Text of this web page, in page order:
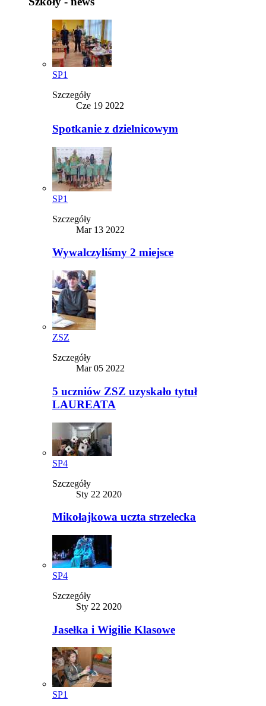
SP1
Szczegóły
Cze 19 2022
Spotkanie z dzielnicowym
SP1
Szczegóły
Mar 13 2022
Wywalczyliśmy 2 miejsce
ZSZ
Szczegóły
Mar 05 2022
5 uczniów ZSZ uzyskało tytuł
LAUREATA
SP4
Szczegóły
Sty 22 2020
Mikołajkowa uczta strzelecka
SP4
Szczegóły
Sty 22 2020
Jasełka i Wigilie Klasowe
SP1